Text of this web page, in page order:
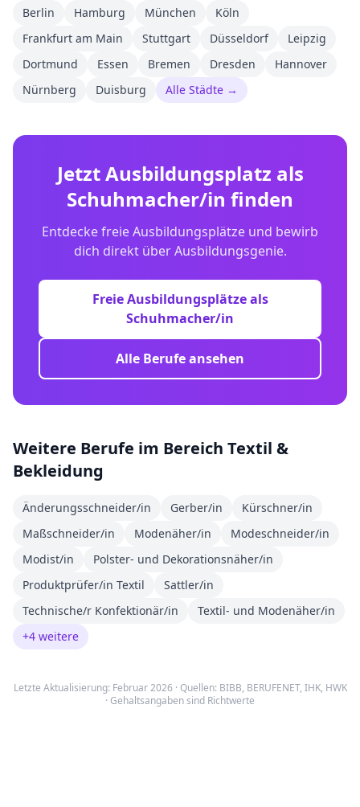
Berlin Hamburg München
Köln
Frankfurt am Main
Stuttgart Düsseldorf
Leipzig
Dortmund
Essen Bremen Dresden
Hannover
Nürnberg
Duisburg Alle Städte →
Jetzt Ausbildungsplatz als
Schuhmacher/in finden
Entdecke freie Ausbildungsplätze und bewirb
dich direkt über Ausbildungsgenie.
Freie Ausbildungsplätze als
Schuhmacher/in
Alle Berufe ansehen
Weitere Berufe im Bereich Textil &
Bekleidung
Änderungsschneider/in Gerber/in
Kürschner/in
Maßschneider/in
Modenäher/in
Modeschneider/in
Modist/in
Polster- und Dekorationsnäher/in
Produktprüfer/in Textil
Sattler/in
Technische/r Konfektionär/in
Textil- und Modenäher/in
+4 weitere
Letzte Aktualisierung: Februar 2026 · Quellen: BIBB, BERUFENET, IHK, HWK
· Gehaltsangaben sind Richtwerte